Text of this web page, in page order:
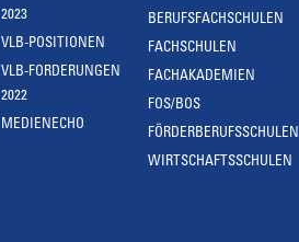
2023
VLB-POSITIONEN
VLB-FORDERUNGEN
2022
MEDIENECHO
BERUFSFACHSCHULEN
FACHSCHULEN
FACHAKADEMIEN
FOS/BOS
FÖRDERBERUFSSCHULEN
WIRTSCHAFTSSCHULEN